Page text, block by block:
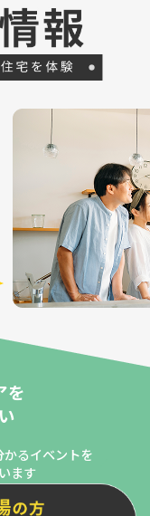
を
るイベントを
ます